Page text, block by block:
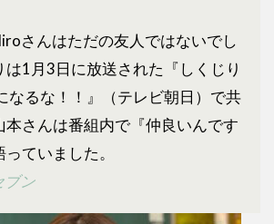
さんはただの友人ではないでし
は1月3日に放送された『しくじり
なるな！！』（テレビ朝日）で共
本さんは番組内で『仲良いんです
ていました。
ブン